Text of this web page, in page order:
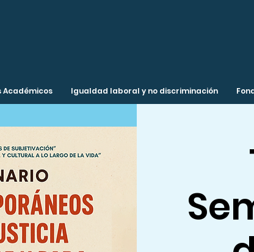
Académicos Igualdad laboral y no discriminación